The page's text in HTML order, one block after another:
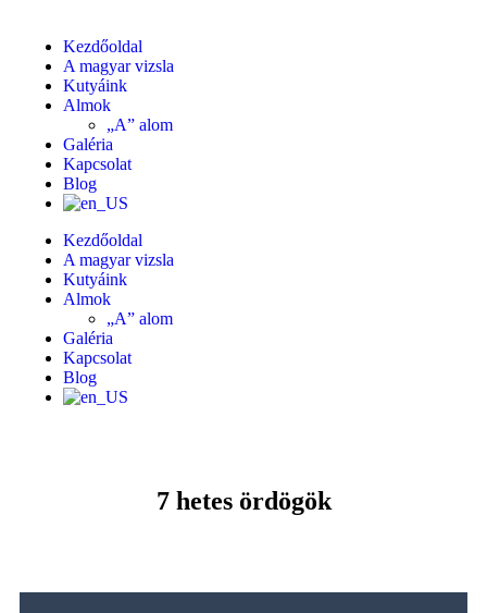
Kezdőoldal
A magyar vizsla
Kutyáink
Almok
„A” alom
Galéria
Kapcsolat
Blog
Kezdőoldal
A magyar vizsla
Kutyáink
Almok
„A” alom
Galéria
Kapcsolat
Blog
7 hetes ördögök